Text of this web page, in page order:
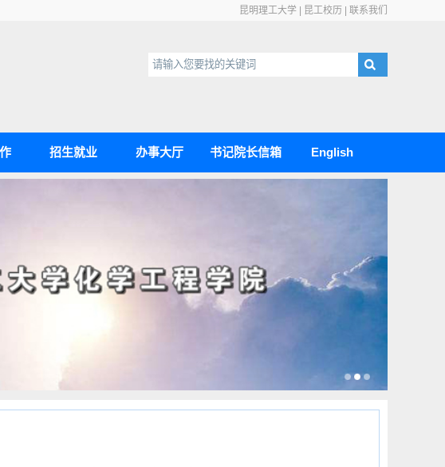
昆明理工大学 昆工校历 联系我们
招生就业 办事大厅 书记院长信箱 English